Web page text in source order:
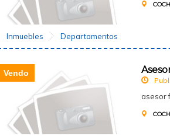
Inmuebles Departamentos
Vendo
asesor